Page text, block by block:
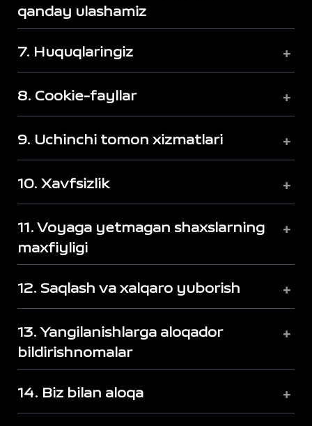
qanday ulashamiz
7. Huquqlaringiz
+
8. Cookie-fayllar
+
9. Uchinchi tomon xizmatlari
+
10. Xavfsizlik
+
11. Voyaga yetmagan shaxslarning
maxfiyligi
+
12. Saqlash va xalqaro yuborish
+
13. Yangilanishlarga aloqador
bildirishnomalar
+
14. Biz bilan aloqa +